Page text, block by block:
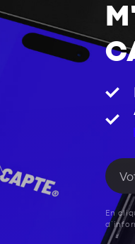
En